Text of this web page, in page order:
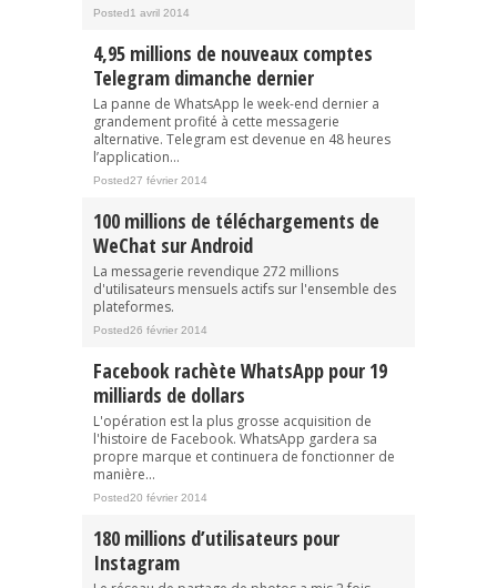
Posted1 avril 2014
4,95 millions de nouveaux comptes
Telegram dimanche dernier
La panne de WhatsApp le week-end dernier a
grandement profité à cette messagerie
alternative. Telegram est devenue en 48 heures
l’application...
Posted27 février 2014
100 millions de téléchargements de
WeChat sur Android
La messagerie revendique 272 millions
d'utilisateurs mensuels actifs sur l'ensemble des
plateformes.
Posted26 février 2014
Facebook rachète WhatsApp pour 19
milliards de dollars
L'opération est la plus grosse acquisition de
l'histoire de Facebook. WhatsApp gardera sa
propre marque et continuera de fonctionner de
manière...
Posted20 février 2014
180 millions d’utilisateurs pour
Instagram